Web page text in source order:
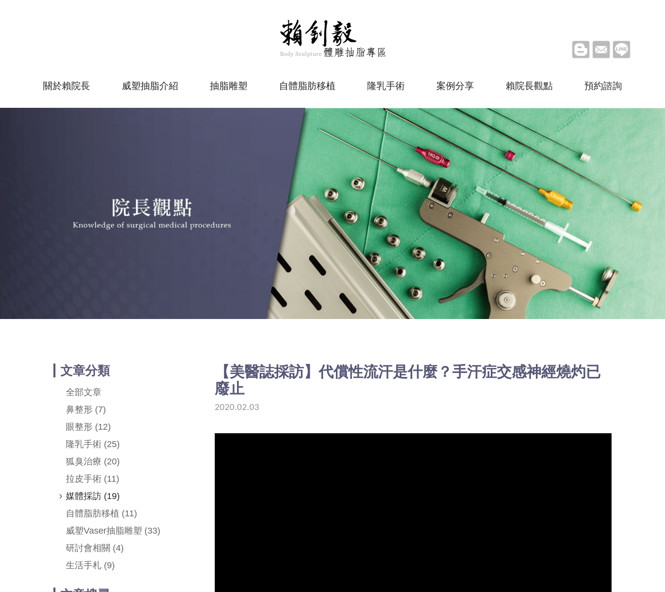
關於賴院長 威塑抽脂介紹 抽脂雕塑
大腿小腿抽脂雕塑
臉部抽脂補脂雕塑
背部手臂抽脂雕塑
腰腹部抽脂雕塑
臀部抽脂雕塑
男性身材雕塑
各部位威塑抽脂費用
WELEXTRACT威萃脂肪溶液治療
超能電漿(緊緻拉皮術)
MINT神力拉提
自體脂肪移植
自體脂肪補臉
自體脂肪豐臀
自體脂肪私密處整形
隆乳手術
自體脂肪隆乳
Motiva魔滴隆乳
內視鏡隆乳
MotivaHybrid（複合式魔滴隆乳）
案例分享 賴院長觀點 預約諮詢
【美醫誌採訪】代償性流汗是什麼？手汗症交感神經燒灼已
廢止
2020.02.03
文章分類
全部文章
鼻整形 (7)
眼整形 (12)
隆乳手術 (25)
狐臭治療 (20)
拉皮手術 (11)
媒體採訪 (19)
自體脂肪移植 (11)
威塑Vaser抽脂雕塑 (33)
研討會相關 (4)
生活手札 (9)